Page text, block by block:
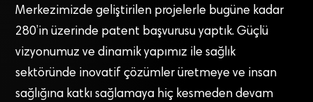
Merkezimizde geliştirilen projelerle bugüne kadar
280’in üzerinde patent başvurusu yaptık. Güçlü
vizyonumuz ve dinamik yapımız ile sağlık
sektöründe inovatif çözümler üretmeye ve insan
sağlığına katkı sağlamaya hiç kesmeden devam